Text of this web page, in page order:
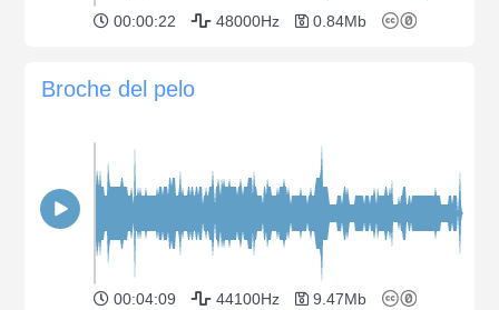
00:00:22 48000Hz 0.84Mb
Broche del pelo
00:04:09 44100Hz 9.47Mb